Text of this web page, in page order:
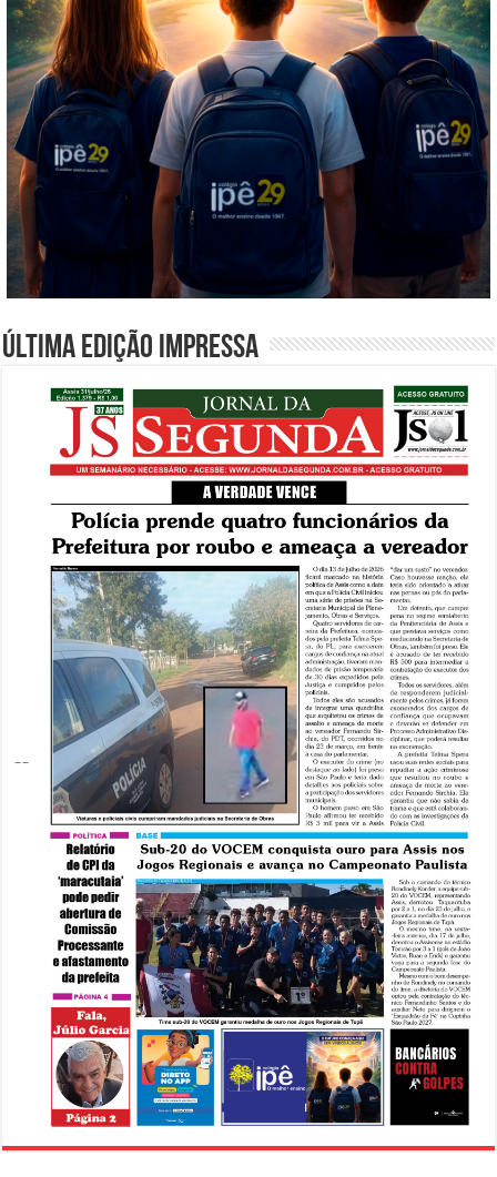
Última edição impressa